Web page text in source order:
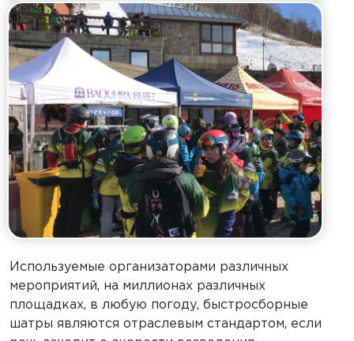
Используемые организаторами различных
мероприятий, на миллионах различных
площадках, в любую погоду, быстросборные
шатры являются отраслевым стандартом, если